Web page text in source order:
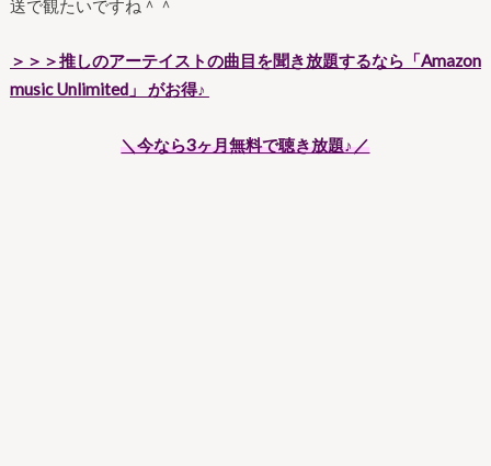
送で観たいですね＾＾
＞＞＞推しのアーテイストの曲目を聞き放題するなら「Amazon
music Unlimited」 がお得♪
＼今なら3ヶ月無料で聴き放題♪／